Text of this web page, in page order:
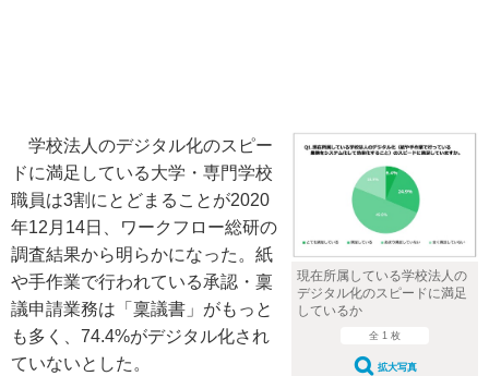
現在所属している学校法人の
デジタル化のスピードに満足
しているか
全 1 枚
拡大写真
学校法人のデジタル化のスピー
ドに満足している大学・専門学校
職員は3割にとどまることが2020
年12月14日、ワークフロー総研の
調査結果から明らかになった。紙
や手作業で行われている承認・稟
議申請業務は「稟議書」がもっと
も多く、74.4%がデジタル化され
ていないとした。